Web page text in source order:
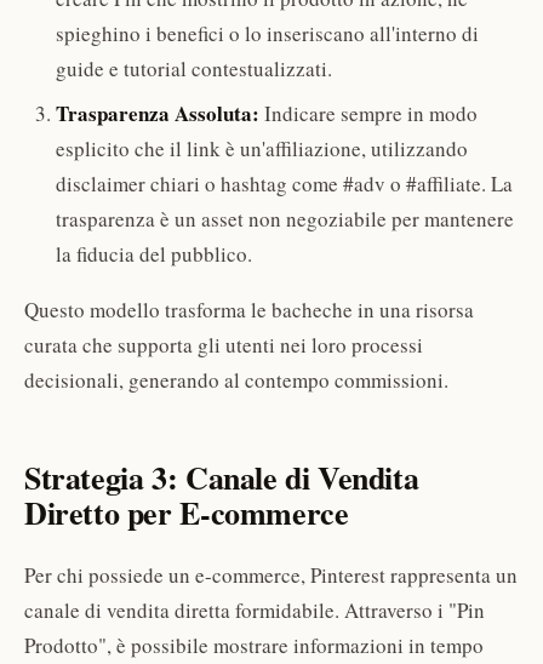
spieghino i benefici o lo inseriscano all'interno di
guide e tutorial contestualizzati.
Trasparenza Assoluta: Indicare sempre in modo
esplicito che il link è un'affiliazione, utilizzando
disclaimer chiari o hashtag come #adv o #affiliate. La
trasparenza è un asset non negoziabile per mantenere
la fiducia del pubblico.
Questo modello trasforma le bacheche in una risorsa
curata che supporta gli utenti nei loro processi
decisionali, generando al contempo commissioni.
Strategia 3: Canale di Vendita
Diretto per E-commerce
Per chi possiede un e-commerce, Pinterest rappresenta un
canale di vendita diretta formidabile. Attraverso i "Pin
Prodotto", è possibile mostrare informazioni in tempo